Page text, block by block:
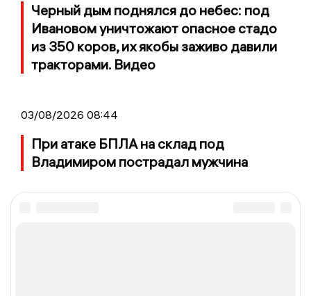
Черный дым поднялся до небес: под
Ивановом уничтожают опасное стадо
из 350 коров, их якобы заживо давили
тракторами. Видео
03/08/2026 08:44
При атаке БПЛА на склад под
Владимиром пострадал мужчина